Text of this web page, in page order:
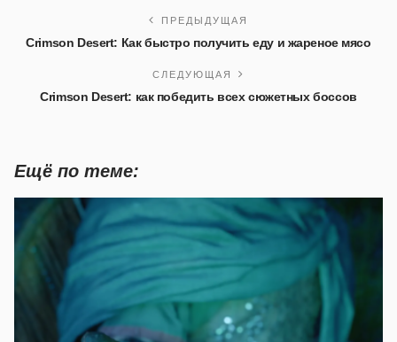
ПРЕДЫДУЩАЯ
Crimson Desert: Как быстро получить еду и жареное мясо
СЛЕДУЮЩАЯ
Crimson Desert: как победить всех сюжетных боссов
Ещё по теме: